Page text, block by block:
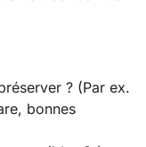
? (Par ex.
bonnes